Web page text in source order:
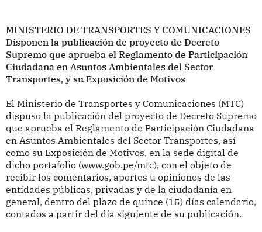
MINISTERIO DE TRANSPORTES Y COMUNICACIONES
Disponen la publicación de proyecto de Decreto
Supremo que aprueba el Reglamento de Participación
Ciudadana en Asuntos Ambientales del Sector
Transportes, y su Exposición de Motivos
El Ministerio de Transportes y Comunicaciones (MTC)
dispuso la publicación del proyecto de Decreto Supremo
que aprueba el Reglamento de Participación Ciudadana
en Asuntos Ambientales del Sector Transportes, así
como su Exposición de Motivos, en la sede digital de
dicho portafolio (www.gob.pe/mtc), con el objeto de
recibir los comentarios, aportes u opiniones de las
entidades públicas, privadas y de la ciudadanía en
general, dentro del plazo de quince (15) días calendario,
contados a partir del día siguiente de su publicación.